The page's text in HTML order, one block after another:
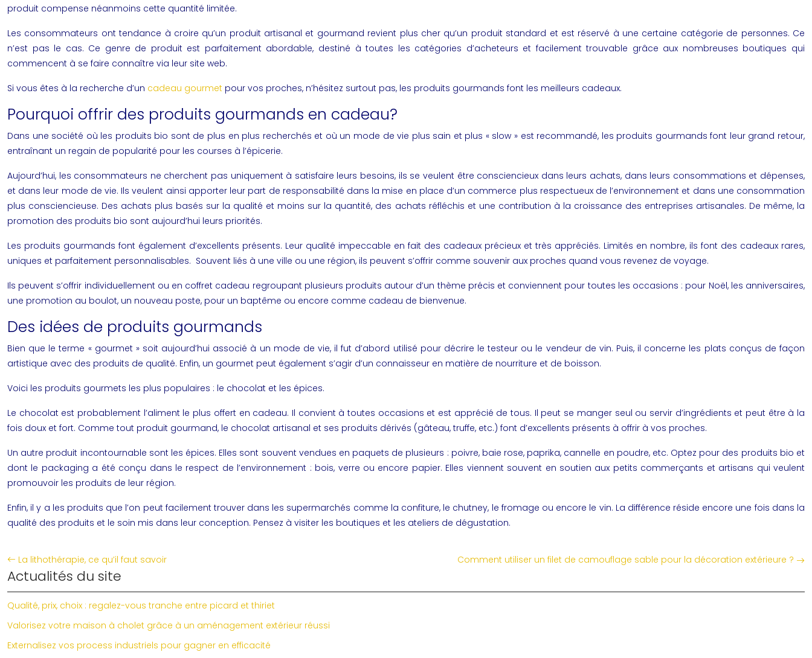
produit compense néanmoins cette quantité limitée.
Les consommateurs ont tendance à croire qu’un produit artisanal et gourmand revient plus cher qu’un produit standard et est réservé à une certaine catégorie de personnes. Ce
n’est pas le cas. Ce genre de produit est parfaitement abordable, destiné à toutes les catégories d’acheteurs et facilement trouvable grâce aux nombreuses boutiques qui
commencent à se faire connaître via leur site web.
Si vous êtes à la recherche d’un cadeau gourmet pour vos proches, n’hésitez surtout pas, les produits gourmands font les meilleurs cadeaux.
Pourquoi offrir des produits gourmands en cadeau?
Dans une société où les produits bio sont de plus en plus recherchés et où un mode de vie plus sain et plus « slow » est recommandé, les produits gourmands font leur grand retour,
entraînant un regain de popularité pour les courses à l’épicerie.
Aujourd’hui, les consommateurs ne cherchent pas uniquement à satisfaire leurs besoins, ils se veulent être consciencieux dans leurs achats, dans leurs consommations et dépenses,
et dans leur mode de vie. Ils veulent ainsi apporter leur part de responsabilité dans la mise en place d’un commerce plus respectueux de l’environnement et dans une consommation
plus consciencieuse. Des achats plus basés sur la qualité et moins sur la quantité, des achats réfléchis et une contribution à la croissance des entreprises artisanales. De même, la
promotion des produits bio sont aujourd’hui leurs priorités.
Les produits gourmands font également d’excellents présents. Leur qualité impeccable en fait des cadeaux précieux et très appréciés. Limités en nombre, ils font des cadeaux rares,
uniques et parfaitement personnalisables. Souvent liés à une ville ou une région, ils peuvent s’offrir comme souvenir aux proches quand vous revenez de voyage.
Ils peuvent s’offrir individuellement ou en coffret cadeau regroupant plusieurs produits autour d’un thème précis et conviennent pour toutes les occasions : pour Noël, les anniversaires,
une promotion au boulot, un nouveau poste, pour un baptême ou encore comme cadeau de bienvenue.
Des idées de produits gourmands
Bien que le terme « gourmet » soit aujourd’hui associé à un mode de vie, il fut d’abord utilisé pour décrire le testeur ou le vendeur de vin. Puis, il concerne les plats conçus de façon
artistique avec des produits de qualité. Enfin, un gourmet peut également s’agir d’un connaisseur en matière de nourriture et de boisson.
Voici les produits gourmets les plus populaires : le chocolat et les épices.
Le chocolat est probablement l’aliment le plus offert en cadeau. Il convient à toutes occasions et est apprécié de tous. Il peut se manger seul ou servir d’ingrédients et peut être à la
fois doux et fort. Comme tout produit gourmand, le chocolat artisanal et ses produits dérivés (gâteau, truffe, etc.) font d’excellents présents à offrir à vos proches.
Un autre produit incontournable sont les épices. Elles sont souvent vendues en paquets de plusieurs : poivre, baie rose, paprika, cannelle en poudre, etc. Optez pour des produits bio et
dont le packaging a été conçu dans le respect de l’environnement : bois, verre ou encore papier. Elles viennent souvent en soutien aux petits commerçants et artisans qui veulent
promouvoir les produits de leur région.
Enfin, il y a les produits que l’on peut facilement trouver dans les supermarchés comme la confiture, le chutney, le fromage ou encore le vin. La différence réside encore une fois dans la
qualité des produits et le soin mis dans leur conception. Pensez à visiter les boutiques et les ateliers de dégustation.
La lithothérapie, ce qu’il faut savoir Comment utiliser un filet de camouflage sable pour la décoration extérieure ?
Actualités du site
Qualité, prix, choix : regalez-vous tranche entre picard et thiriet
Valorisez votre maison à cholet grâce à un aménagement extérieur réussi
Externalisez vos process industriels pour gagner en efficacité